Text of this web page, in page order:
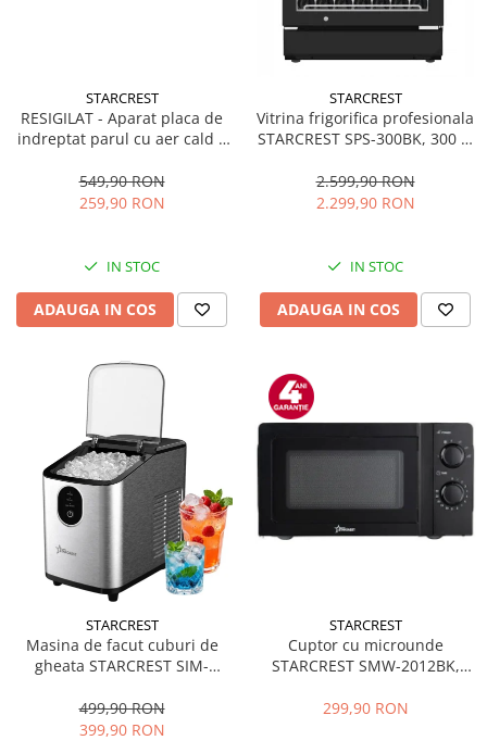
STARCREST
RESIGILAT - Aparat placa de
indreptat parul cu aer cald 2
1300 W, Uscare si indreptare,
Afisaj LCD, Tehnologie cu ioni
549,90 RON
259,90 RON
IN STOC
ADAUGA IN COS
STARCREST
Vitrina frigorifica profesionala
STARCREST SPS-300BK, 300 L,
LED, H 169.5 cm, Negru
2.599,90 RON
2.299,90 RON
IN STOC
ADAUGA IN COS
STARCREST
Masina de facut cuburi de
gheata STARCREST SIM-
12Kg/24h, Cos gheata
detasabil, Rezervor apa 0.8 l,
499,90 RON
399,90 RON
STARCREST
Cuptor cu microunde
STARCREST SMW-2012BK,
mecanic, 6 Trepte de putere,
299,90 RON